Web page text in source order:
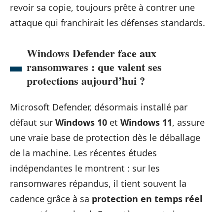
revoir sa copie, toujours prête à contrer une
attaque qui franchirait les défenses standards.
Windows Defender face aux
ransomwares : que valent ses
protections aujourd’hui ?
Microsoft Defender, désormais installé par
défaut sur Windows 10 et Windows 11, assure
une vraie base de protection dès le déballage
de la machine. Les récentes études
indépendantes le montrent : sur les
ransomwares répandus, il tient souvent la
cadence grâce à sa protection en temps réel